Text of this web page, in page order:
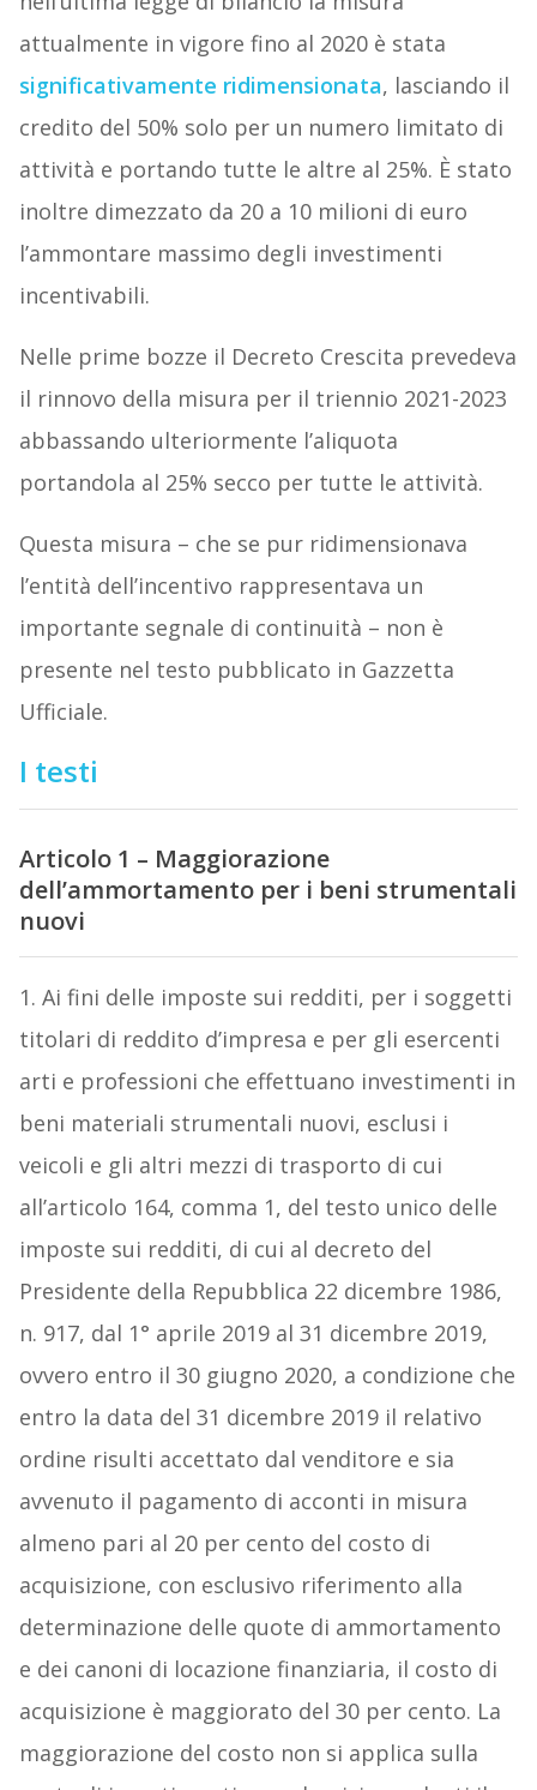
attualmente in vigore fino al 2020 è stata
significativamente ridimensionata, lasciando il
credito del 50% solo per un numero limitato di
attività e portando tutte le altre al 25%. È stato
inoltre dimezzato da 20 a 10 milioni di euro
l’ammontare massimo degli investimenti
incentivabili.
Nelle prime bozze il Decreto Crescita prevedeva
il rinnovo della misura per il triennio 2021-2023
abbassando ulteriormente l’aliquota
portandola al 25% secco per tutte le attività.
Questa misura – che se pur ridimensionava
l’entità dell’incentivo rappresentava un
importante segnale di continuità – non è
presente nel testo pubblicato in Gazzetta
Ufficiale.
I testi
Articolo 1 – Maggiorazione
dell’ammortamento per i beni strumentali
nuovi
1. Ai fini delle imposte sui redditi, per i soggetti
titolari di reddito d’impresa e per gli esercenti
arti e professioni che effettuano investimenti in
beni materiali strumentali nuovi, esclusi i
veicoli e gli altri mezzi di trasporto di cui
all’articolo 164, comma 1, del testo unico delle
imposte sui redditi, di cui al decreto del
Presidente della Repubblica 22 dicembre 1986,
n. 917, dal 1° aprile 2019 al 31 dicembre 2019,
ovvero entro il 30 giugno 2020, a condizione che
entro la data del 31 dicembre 2019 il relativo
ordine risulti accettato dal venditore e sia
avvenuto il pagamento di acconti in misura
almeno pari al 20 per cento del costo di
acquisizione, con esclusivo riferimento alla
determinazione delle quote di ammortamento
e dei canoni di locazione finanziaria, il costo di
acquisizione è maggiorato del 30 per cento. La
maggiorazione del costo non si applica sulla